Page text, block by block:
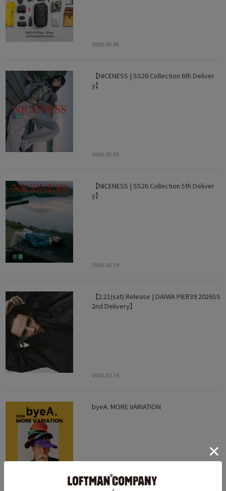
2026.03.05
【NICENESS | SS26 Collection 6th Deliver
y】
2026.03.03
【NICENESS | SS26 Collection 5th Deliver
y】
2026.02.19
【2.21(sat) Release | DAIWA PIER39 2026SS
2nd Delivery】
2026.02.16
byeA. MORE VARIATION
2026.02.14